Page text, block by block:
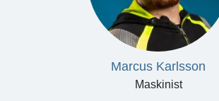
Marcus Karlsson
Maskinist